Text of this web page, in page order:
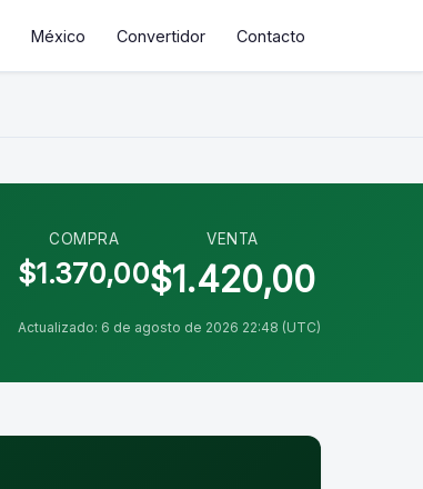
México Convertidor Contacto
COMPRA
$1.370,00
VENTA
$1.420,00
Actualizado: 6 de agosto de 2026 22:48 (UTC)